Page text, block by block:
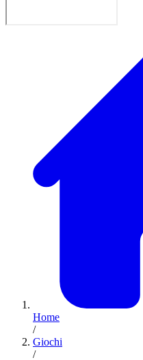
Home
/
Giochi
/